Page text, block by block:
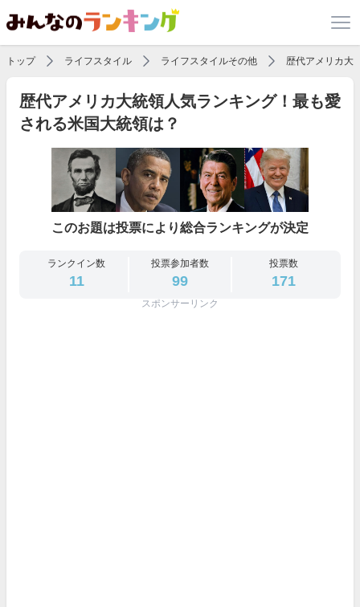
トップ ライフスタイル ライフスタイルその他 歴代アメリカ大
歴代アメリカ大統領人気ランキング！最も愛
される米国大統領は？
このお題は投票により総合ランキングが決定
ランクイン数
11
投票参加者数
99
投票数
171
スポンサーリンク